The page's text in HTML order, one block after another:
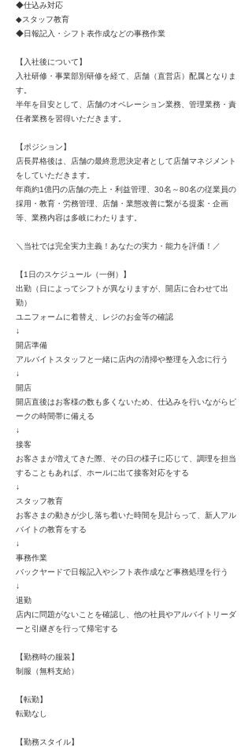
◆仕込み対応
◆スタッフ教育
◆日報記入・シフト表作成などの事務作業
【入社後について】
入社研修・事業部別研修を経て、店舗（直営店）配属となりま
す。
半年を目安として、店舗のオペレーション業務、管理業務・責
任者業務を習得いただきます。
【ポジション】
店長昇格後は、店舗の最終意思決定者として店舗マネジメント
をしていただきます。
年商約1億円の店舗の売上・利益管理、30名～80名の従業員の
採用・教育・労務管理、店舗・業態改善に繋がる提案・企画
等、業務内容は多岐にわたります。
＼当社では完全実力主義！あなたの実力・能力を評価！／
【1日のスケジュール（一例）】
出勤（日によってシフトが異なりますが、開店に合わせて出
勤）
ユニフォームに着替え、レジのお金等の確認
↓
開店準備
アルバイトスタッフと一緒に店内の清掃や整理を入念に行う
↓
開店
開店直後はお客様の数も多くないため、仕込みを行いながらピ
ークの時間帯に備える
↓
接客
お客さまが増えてきた際、その日の様子に応じて、調理を担当
することもあれば、ホールに出て接客対応をする
↓
スタッフ教育
お客さまの動きが少し落ち着いた時間を見計らって、新人アル
バイトの教育をする
↓
事務作業
バックヤードで日報記入やシフト表作成など事務処理を行う
↓
退勤
店内に問題がないことを確認し、他の社員やアルバイトリーダ
ーと引継ぎを行って帰宅する
【勤務時の服装】
制服（無料支給）
【転勤】
転勤なし
【勤務スタイル】